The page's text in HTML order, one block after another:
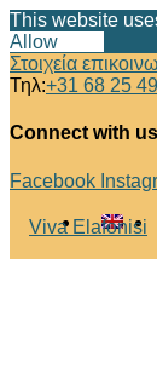
This website
Allow
Στοιχεία
Τηλ:+31 68 25
Connect with us
Facebook